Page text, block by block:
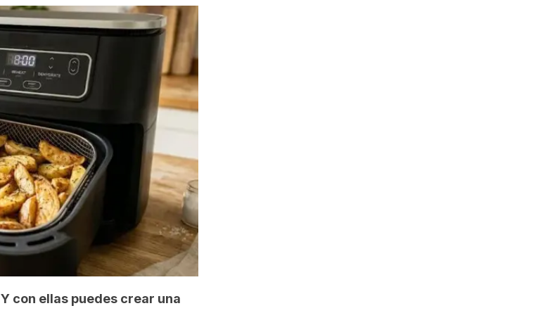
Y con ellas puedes crear una